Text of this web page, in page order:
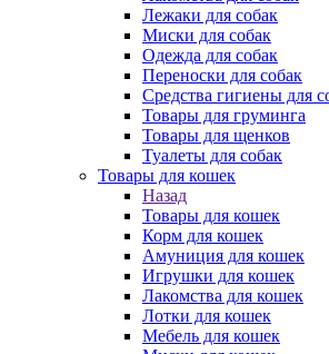
Лежаки для собак
Миски для собак
Одежда для собак
Переноски для собак
Средства гигиены для
Товары для груминга
Товары для щенков
Туалеты для собак
Товары для кошек
Назад
Товары для кошек
Корм для кошек
Амуниция для кошек
Игрушки для кошек
Лакомства для кошек
Лотки для кошек
Мебель для кошек